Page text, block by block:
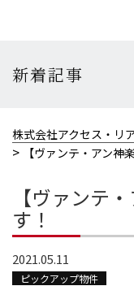
新着記事
株式会社アクセス・リ
> 【ヴァンテ・アン神
【ヴァンテ
す！
2021.05.11
ピックアップ物件